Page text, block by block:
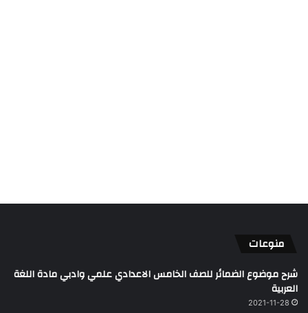
منوعات
شرح موضوع الضمائر للصف الخامس الاعدادي علمي وادبي مادة اللغة
العربية
2021-11-28